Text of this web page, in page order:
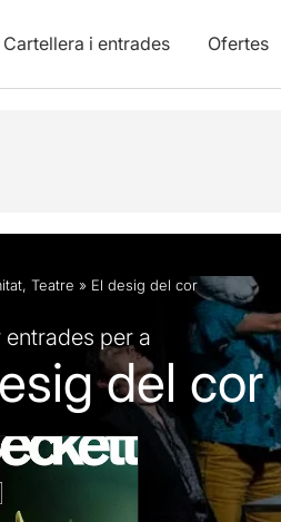
Cartellera i entrades Ofertes
artística Fotos i vídeos
, Teatre » El desig del cor
per a
del cor